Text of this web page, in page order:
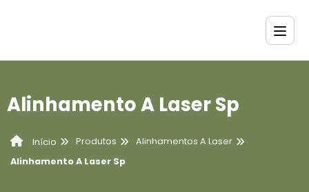
Alinhamento A Laser Sp
Início Produtos
Alinhamentos A Laser
Alinhamento A Laser Sp